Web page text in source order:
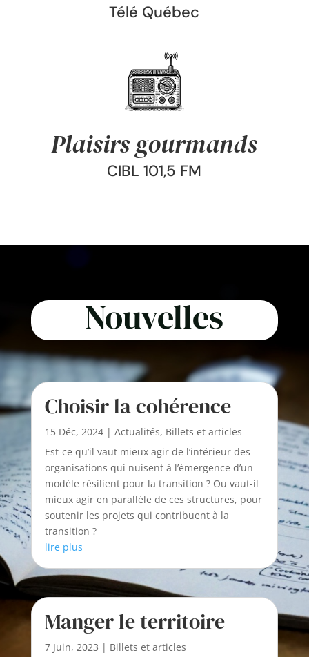
Télé Québec
Plaisirs gourmands
CIBL 101,5 FM
Nouvelles
Choisir la cohérence
15 Déc, 2024| Actualités, Billets et articles
Est-ce qu’il vaut mieux agir de l’intérieur des
organisations qui nuisent à l’émergence d’un
modèle résilient pour la transition ? Ou vaut-il
mieux agir en parallèle de ces structures, pour
soutenir les projets qui contribuent à la
transition ?
lire plus
Manger le territoire
7 Juin, 2023 | Billets et articles